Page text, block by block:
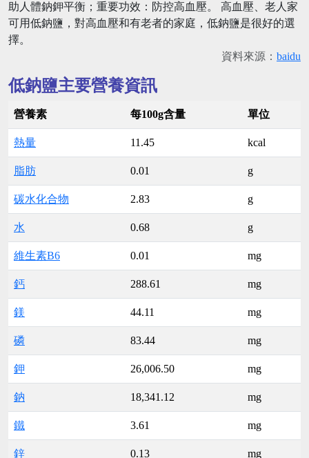
助人體鈉鉀平衡；重要功效：防控高血壓。 高血壓、老人家
可用低鈉鹽，對高血壓和有老者的家庭，低鈉鹽是很好的選
擇。
資料來源： baidu
低鈉鹽主要營養資訊
營養素 每100g含量 單位
熱量 11.45 kcal
脂肪 0.01 g
碳水化合物 2.83 g
水 0.68 g
維生素B6 0.01 mg
鈣 288.61 mg
鎂 44.11 mg
磷 83.44 mg
鉀 26,006.50 mg
鈉 18,341.12 mg
鐵 3.61 mg
鋅 0.13 mg